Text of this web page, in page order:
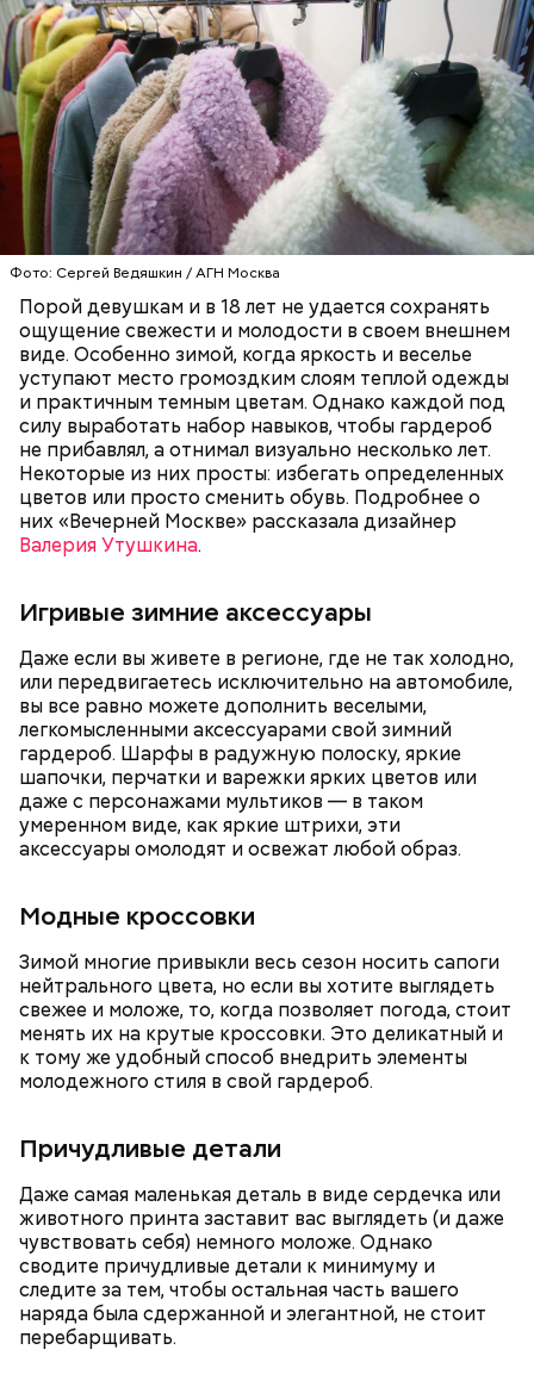
Фото: Сергей Ведяшкин / АГН Москва
Порой девушкам и в 18 лет не удается сохранять
ощущение свежести и молодости в своем внешнем
виде. Особенно зимой, когда яркость и веселье
уступают место громоздким слоям теплой одежды
и практичным темным цветам. Однако каждой под
силу выработать набор навыков, чтобы гардероб
не прибавлял, а отнимал визуально несколько лет.
Некоторые из них просты: избегать определенных
цветов или просто сменить обувь. Подробнее о
них «Вечерней Москве» рассказала дизайнер
Валерия Утушкина.
Игривые зимние аксессуары
Даже если вы живете в регионе, где не так холодно,
или передвигаетесь исключительно на автомобиле,
вы все равно можете дополнить веселыми,
легкомысленными аксессуарами свой зимний
гардероб. Шарфы в радужную полоску, яркие
шапочки, перчатки и варежки ярких цветов или
даже с персонажами мультиков — в таком
умеренном виде, как яркие штрихи, эти
аксессуары омолодят и освежат любой образ.
Модные кроссовки
Зимой многие привыкли весь сезон носить сапоги
нейтрального цвета, но если вы хотите выглядеть
свежее и моложе, то, когда позволяет погода, стоит
менять их на крутые кроссовки. Это деликатный и
к тому же удобный способ внедрить элементы
молодежного стиля в свой гардероб.
Причудливые детали
Даже самая маленькая деталь в виде сердечка или
животного принта заставит вас выглядеть (и даже
чувствовать себя) немного моложе. Однако
сводите причудливые детали к минимуму и
следите за тем, чтобы остальная часть вашего
наряда была сдержанной и элегантной, не стоит
перебарщивать.
А в лесах Шатурского округа Московской области
грибники все чаще стали находить мутинус
Равенеля. Это гриб, который также известен как
сморчок вонючий или веселка вонючая. Мутинус
Равенеля завезли в Евразию из Северной Америки,
и в последние годы он стал все чаще встречаться в
средней полосе России.
Опасные виды грибов хорошо маскируются под
сложнораспознать ложный гриб. Как отличить
съедобные грибы от ядовитых — в материале «ВМ».
— Заранее предсказать, как объект себя поведет,
невозможно. Если допустить резкое движение,
Однако если молния все же взорвется, то это
может привести к тому, что человек получит ожоги
или загорится помещение, предупредил эксперт.
— Бояться шаровых молний не надо, важно
сохранять спокойствие. Обычная молния — это
отметил ученый.
Он также рассказал, что появление шаровых
молний не редкость и в Москве.
Вернулся Макеев в Киев в ночь с 3 на 4 мая. По его
словам, ему казалось, что он вернулся домой с
радости от встречи с однополчанами, — говорит
он.
Макеев ежегодно встречается с коллегами по
ликвидации аварии на Чернобыльской АЭС. По его
словам, «старая дружба не ржавеет». При встречах
ликвидаторы в основном разговаривают о личном,
о том, как дела, что нового произошло за год.
— Каждый год 26 апреля ездим на Митинское
кладбище. Для нас это важная дата. Потом
собираемся где-нибудь за столом и говорим о
личном, не о катастрофе, — добавляет он.